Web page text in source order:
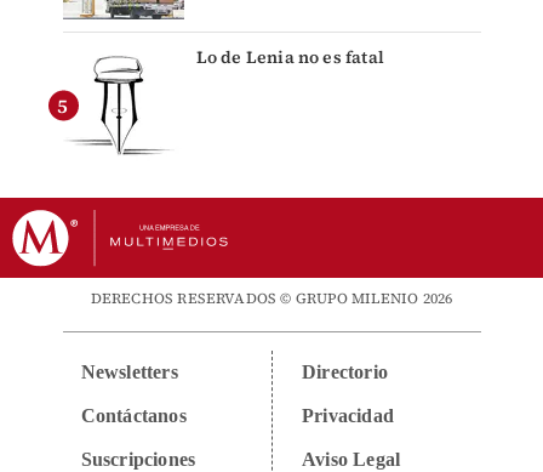
Lo de Lenia no es fatal
DERECHOS RESERVADOS © GRUPO MILENIO 2026
Newsletters
Contáctanos
Suscripciones
Directorio
Privacidad
Aviso Legal